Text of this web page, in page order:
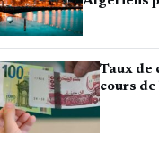
Taux de
cours de